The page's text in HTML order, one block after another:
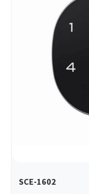
SCE-1602